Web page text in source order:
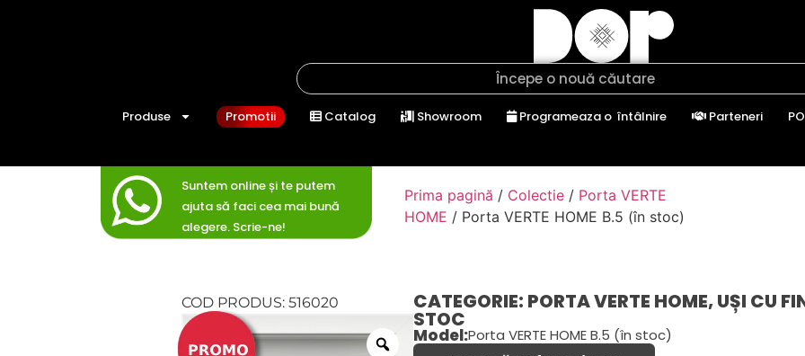
Produse Promotii Catalog Showroom Programeaza o întâlnire Parteneri
Suntem online și te putem
ajuta să faci cea mai bună
alegere. Scrie-ne!
Prima pagină / Colectie / Porta VERTE
HOME / Porta VERTE HOME B.5 (în stoc)
COD PRODUS: 516020 CATEGORIE: PORTA VERTE HOME,UȘI CU
STOC
Model:Porta VERTE HOME B.5 (în stoc)